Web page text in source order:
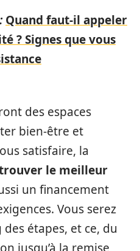
Quand faut-il appeler
? Signes que vous
des espaces
bien-être et
satisfaire, la
le meilleur
un financement
Vous serez
étapes, et ce, du
jusqu’à la remise